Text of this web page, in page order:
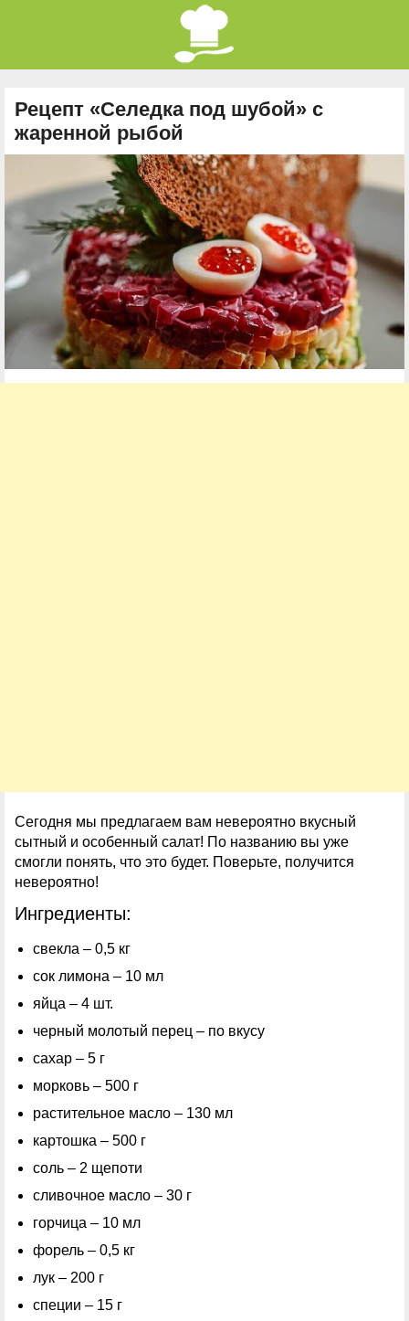
Рецепт «Селедка под шубой» с
жаренной рыбой
Сегодня мы предлагаем вам невероятно вкусный
сытный и особенный салат! По названию вы уже
смогли понять, что это будет. Поверьте, получится
невероятно!
Ингредиенты:
свекла – 0,5 кг
сок лимона – 10 мл
яйца – 4 шт.
черный молотый перец – по вкусу
сахар – 5 г
морковь – 500 г
растительное масло – 130 мл
картошка – 500 г
соль – 2 щепоти
сливочное масло – 30 г
горчица – 10 мл
форель – 0,5 кг
лук – 200 г
специи – 15 г